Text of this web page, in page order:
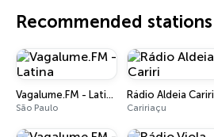
Recommended stations
Vagalume.FM - Latina
São Paulo
Rádio Aldeia Cariri
Caririaçu